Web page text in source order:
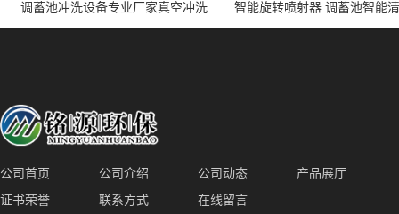
调蓄池冲洗设备专业厂家真空冲洗
装置厂家青岛铭源环保减少堵塞设
智能旋转喷射器 调蓄池智能
点对点面对面旋转清洗
公司首页 公司介绍 公司动态
产品展厅
证书荣誉
联系方式 在线留言